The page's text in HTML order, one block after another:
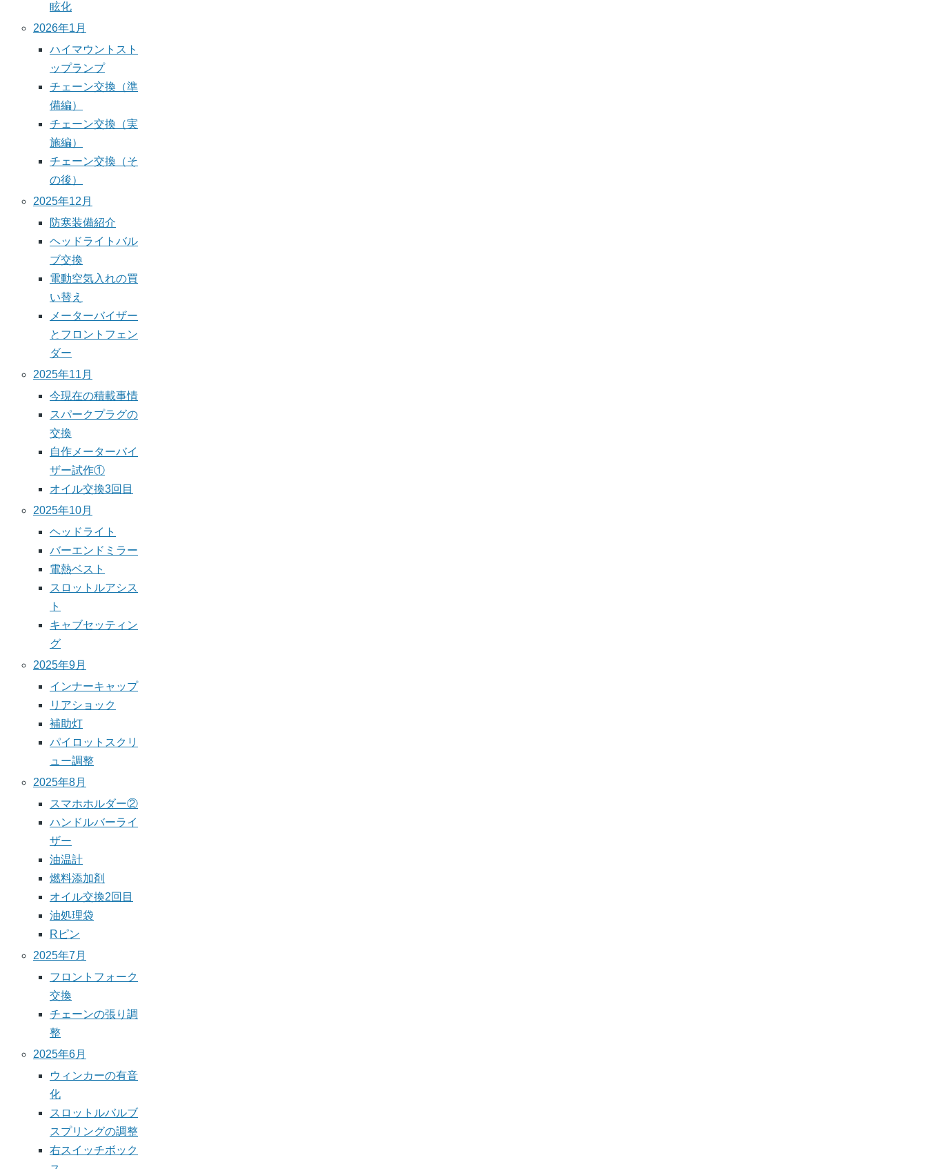
眩化
2026年1月
ハイマウントスト
ップランプ
チェーン交換（準
備編）
チェーン交換（実
施編）
チェーン交換（そ
の後）
2025年12月
防寒装備紹介
ヘッドライトバル
ブ交換
電動空気入れの買
い替え
メーターバイザー
とフロントフェン
ダー
2025年11月
今現在の積載事情
スパークプラグの
交換
自作メーターバイ
ザー試作①
オイル交換3回目
2025年10月
ヘッドライト
バーエンドミラー
電熱ベスト
スロットルアシス
ト
キャブセッティン
グ
2025年9月
インナーキャップ
リアショック
補助灯
パイロットスクリ
ュー調整
2025年8月
スマホホルダー②
ハンドルバーライ
ザー
油温計
燃料添加剤
オイル交換2回目
油処理袋
Rピン
2025年7月
フロントフォーク
交換
チェーンの張り調
整
2025年6月
ウィンカーの有音
化
スロットルバルブ
スプリングの調整
右スイッチボック